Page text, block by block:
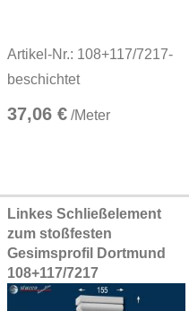
Artikel-Nr.: 108+117/7217-
beschichtet
37,06 € /Meter
Linkes Schließelement
zum stoßfesten
Gesimsprofil Dortmund
108+117/7217